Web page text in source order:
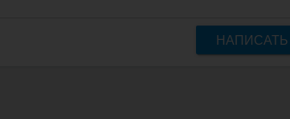
НАПИСАТЬ